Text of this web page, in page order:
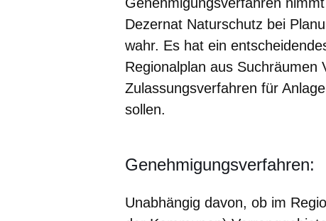
Dezernat Naturschutz bei
wahr. Es hat ein
Regionalplan aus Suchräumen
Zulassungsverfahren für
sollen.
Genehmigungsverfahren:
Unabhängig davon, ob im